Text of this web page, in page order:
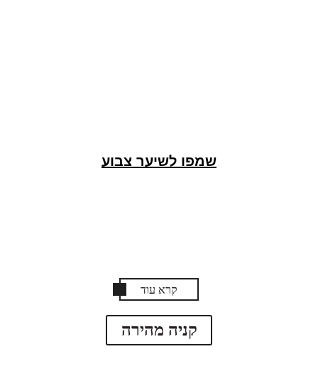
שמפו לשיער צבוע
קרא עוד
קניה מהירה